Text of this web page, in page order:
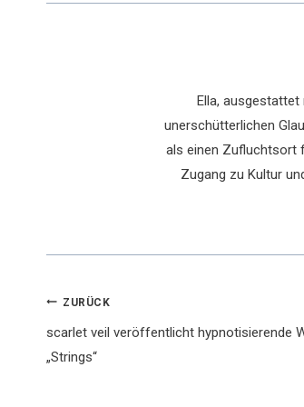
Ella,
unerschütterlichen
als einen Zufluchtsort
Zugang zu Kultur
ZURÜCK
scarlet veil veröffentlicht hypnotisierende
„Strings“